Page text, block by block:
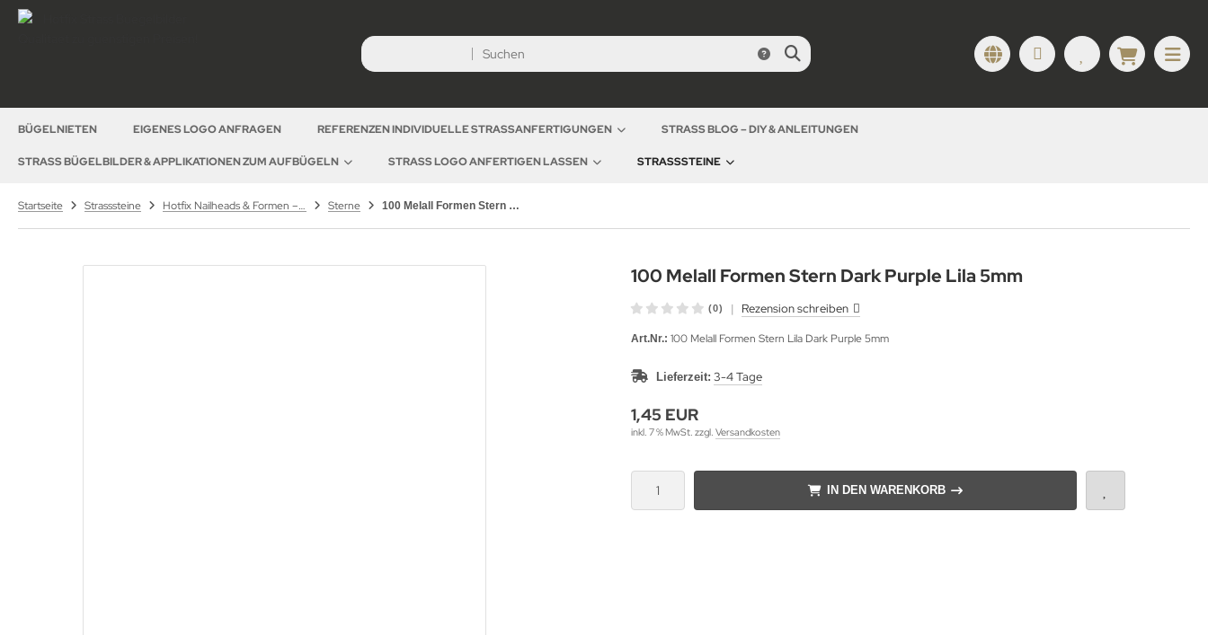
BÜGELNIETEN EIGENES LOGO ANFRAGEN REFERENZEN INDIVIDUELLE STRASSANFERTIGUNGEN STRASS BLOG – DIY & ANLEITUNGEN
STRASS BÜGELBILDER & APPLIKATIONEN ZUM AUFBÜGELN STRASS LOGO ANFERTIGEN LASSEN STRASSSTEINE
Startseite Strasssteine Hotfix Nailheads & Formen – Metallformen & Aluplättchen zum Aufbügeln Sterne 100 Melall Formen Stern Dark Purple Lila 5mm
100 Melall Formen Stern Dark Purple Lila 5mm
(0) | Rezension schreiben
Art.Nr.: 100 Melall Formen Stern Lila Dark Purple 5mm
Lieferzeit: 3-4 Tage
1,45 EUR
inkl. 7 % MwSt. zzgl. Versandkosten
IN DEN WARENKORB